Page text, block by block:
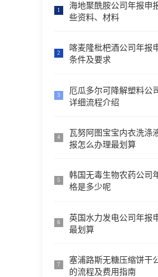
1
海地聚酰胺公司年报申
些资料、材料
2
喀麦隆枇杷酒公司年报
条件及要求
3
厄瓜多尔可降解塑料公
详细流程介绍
4
瓦努阿图宝宝内衣洗涤
报怎么办理最划算
5
韩国无毒生物农药公司
格是多少呢
6
英国水力发电公司年报
最划算
7
塞浦路斯无糖压缩饼干
的流程及费用指南